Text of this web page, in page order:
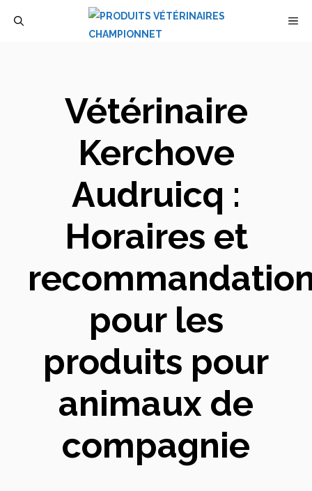
Vétérinaire
Kerchove
Audruicq :
Horaires et
pour les
produits pour
animaux de
compagnie